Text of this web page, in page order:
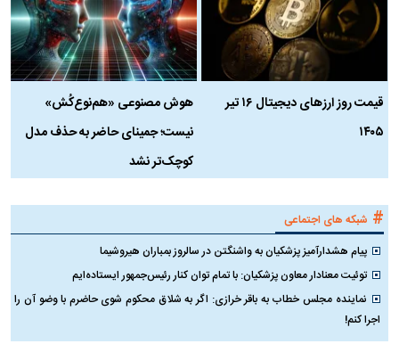
قیمت روز ارز‌های دیجیتال ۱۶ تیر
۱۴۰۵
هوش مصنوعی «هم‌نوع‌کُش»
نیست؛ جمینای حاضر به حذف مدل
کوچک‌تر نشد
# شبکه های اجتماعی
پیام هشدارآمیز پزشکیان به واشنگتن در سالروز بمباران هیروشیما
توئیت معنادار معاون پزشکیان: با تمام توان کنار رئیس‌جمهور ایستاده‌ایم
نماینده مجلس خطاب به باقر خرازی: اگر به شلاق محکوم شوی حاضرم با وضو آن را
اجرا کنم!